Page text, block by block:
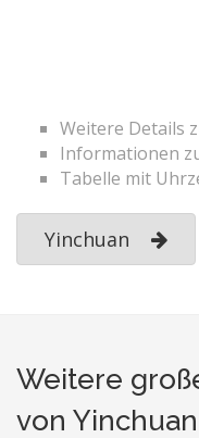
Weitere Details
Informationen
Tabelle mit
Yinchuan
Weitere
von Yinchuan